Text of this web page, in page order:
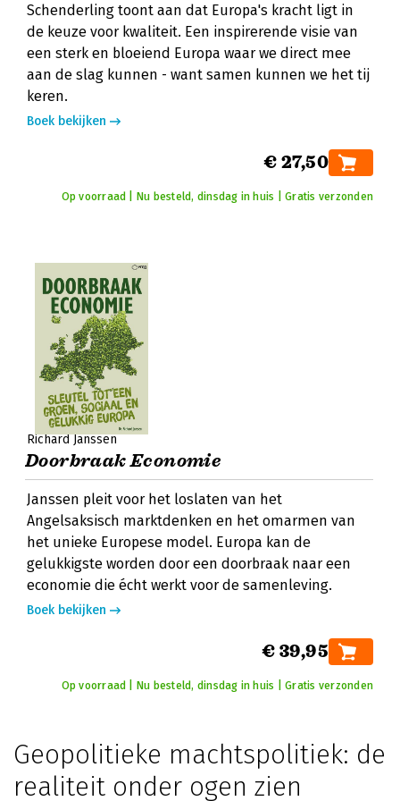
Schenderling toont aan dat Europa's kracht ligt in
de keuze voor kwaliteit. Een inspirerende visie van
een sterk en bloeiend Europa waar we direct mee
aan de slag kunnen - want samen kunnen we het tij
keren.
Boek bekijken
€ 27,50
Op voorraad | Nu besteld, dinsdag in huis | Gratis verzonden
Richard Janssen
Doorbraak Economie
Janssen pleit voor het loslaten van het
Angelsaksisch marktdenken en het omarmen van
het unieke Europese model. Europa kan de
gelukkigste worden door een doorbraak naar een
economie die écht werkt voor de samenleving.
Boek bekijken
€ 39,95
Op voorraad | Nu besteld, dinsdag in huis | Gratis verzonden
Geopolitieke machtspolitiek: de
realiteit onder ogen zien